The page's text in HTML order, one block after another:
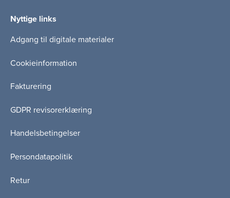
Nyttige links
Adgang til digitale materialer
Cookieinformation
Fakturering
GDPR revisorerklæring
Handelsbetingelser
Persondatapolitik
Retur